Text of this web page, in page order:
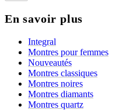
En savoir plus
Integral
Montres pour femmes
Nouveautés
Montres classiques
Montres noires
Montres diamants
Montres quartz